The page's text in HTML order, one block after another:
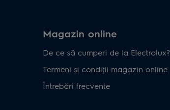
Magazin online
De ce să cumperi de la Electrolux?
Termeni și condiţii magazin online
Întrebări frecvente